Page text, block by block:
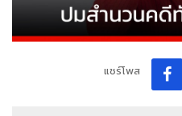
แชร์โพส